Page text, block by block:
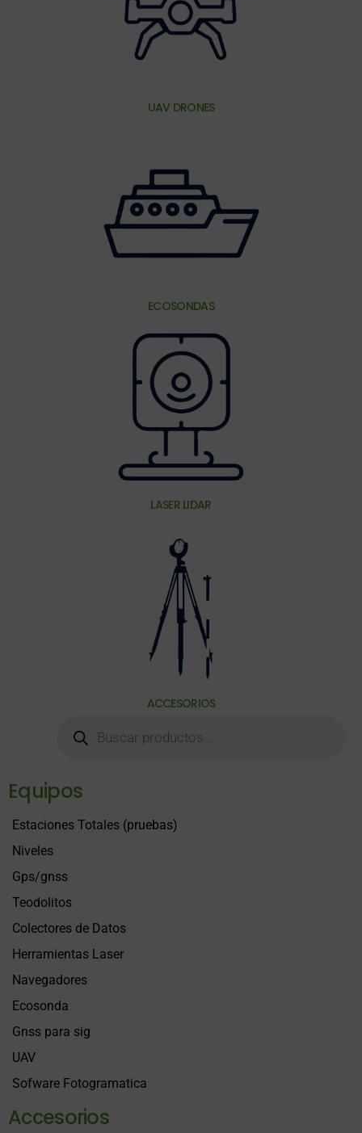
UAV DRONES
ECOSONDAS
LASER LIDAR
ACCESORIOS
Equipos
Estaciones Totales (pruebas)
Niveles
Gps/gnss
Teodolitos
Colectores de Datos
Herramientas Laser
Navegadores
Ecosonda
Gnss para sig
UAV
Sofware Fotogramatica
Accesorios